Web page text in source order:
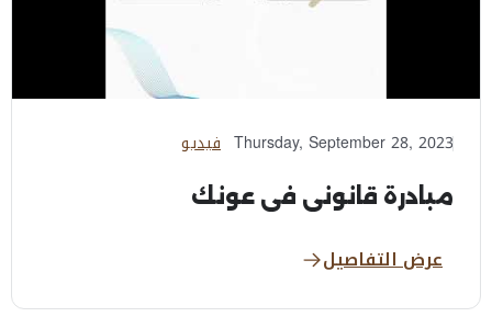
Thursday, September 28, 2023 فيديو
مبادرة قانوني في عونك
عرض التفاصيل